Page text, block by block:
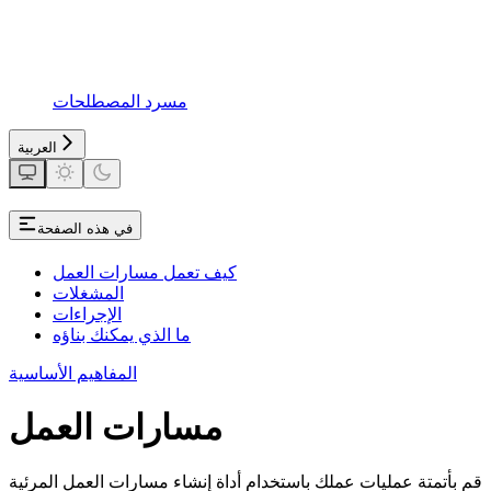
مسرد المصطلحات
العربية
في هذه الصفحة
كيف تعمل مسارات العمل
المشغلات
الإجراءات
ما الذي يمكنك بناؤه
المفاهيم الأساسية
مسارات العمل
قم بأتمتة عمليات عملك باستخدام أداة إنشاء مسارات العمل المرئية